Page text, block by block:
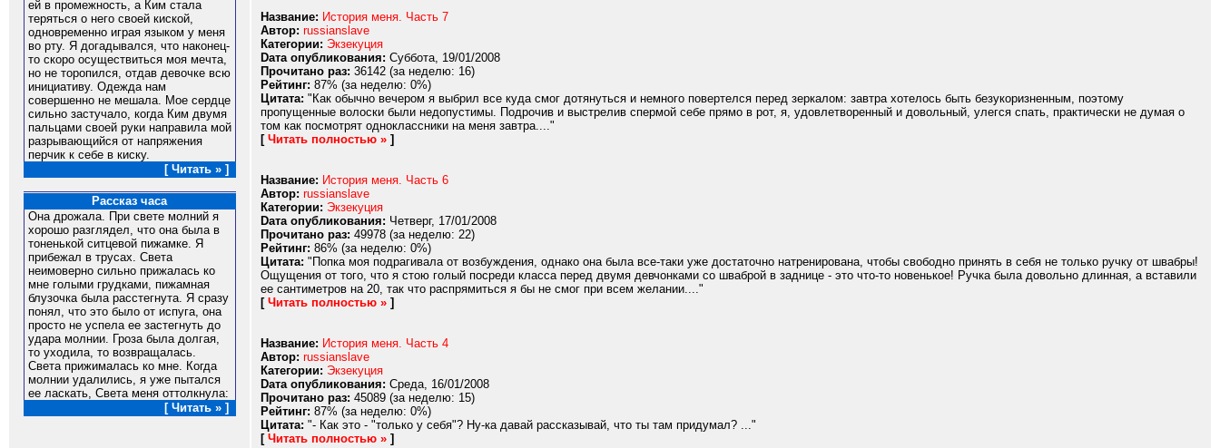
ей в промежность, а Ким стала
теряться о него своей киской,
одновременно играя языком у меня
во рту. Я догадывался, что наконец-
то скоро осуществиться моя мечта,
но не торопился, отдав девочке всю
инициативу. Одежда нам
совершенно не мешала. Мое сердце
сильно застучало, когда Ким двумя
пальцами своей руки направила мой
разрывающийся от напряжения
перчик к себе в киску.
[ Читать » ]
Рассказ часа
Она дрожала. При свете молний я
хорошо разглядел, что она была в
тоненькой ситцевой пижамке. Я
прибежал в трусах. Света
неимоверно сильно прижалась ко
мне голыми грудками, пижамная
блузочка была расстегнута. Я сразу
понял, что это было от испуга, она
просто не успела ее застегнуть до
удара молнии. Гроза была долгая,
то уходила, то возвращалась.
Света прижималась ко мне. Когда
молнии удалились, я уже пытался
ее ласкать, Света меня оттолкнула:
[ Читать » ]
Название: История меня. Часть 7
Автор: russianslave
Категории: Экзекуция
Dата опубликования: Суббота, 19/01/2008
Прочитано раз: 36142 (за неделю: 16)
Рейтинг: 87% (за неделю: 0%)
Цитата: "Как обычно вечером я выбрил все куда смог дотянуться и немного повертелся перед зеркалом: завтра хотелось быть безукоризненным, поэтому
пропущенные волоски были недопустимы. Подрочив и выстрелив спермой себе прямо в рот, я, удовлетворенный и довольный, улегся спать, практически не думая о
том как посмотрят одноклассники на меня завтра...."
[ Читать полностью » ]
Название: История меня. Часть 6
Автор: russianslave
Категории: Экзекуция
Dата опубликования: Четверг, 17/01/2008
Прочитано раз: 49978 (за неделю: 22)
Рейтинг: 86% (за неделю: 0%)
Цитата: "Попка моя подрагивала от возбуждения, однако она была все-таки уже достаточно натренирована, чтобы свободно принять в себя не только ручку от швабры!
Ощущения от того, что я стою голый посреди класса перед двумя девчонками со шваброй в заднице - это что-то новенькое! Ручка была довольно длинная, а вставили
ее сантиметров на 20, так что распрямиться я бы не смог при всем желании...."
[ Читать полностью » ]
Название: История меня. Часть 4
Автор: russianslave
Категории: Экзекуция
Dата опубликования: Среда, 16/01/2008
Прочитано раз: 45089 (за неделю: 15)
Рейтинг: 87% (за неделю: 0%)
Цитата: "- Как это - "только у себя"? Ну-ка давай рассказывай, что ты там придумал? ..."
[ Читать полностью » ]